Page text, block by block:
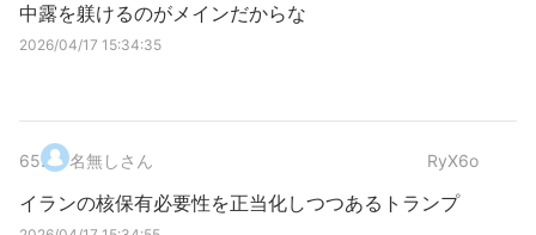
中露を躾けるのがメインだからな
2026/04/17 15:34:35
65. 名無しさん RyX6o
イランの核保有必要性を正当化しつつあるトランプ